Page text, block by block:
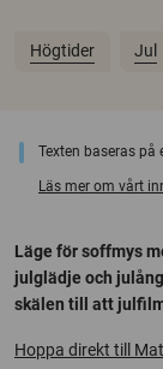
Högtider Jul
Texten baseras på
Läs mer om vårt
Läge för soffmys
julglädje och
skälen till att
Hoppa direkt till